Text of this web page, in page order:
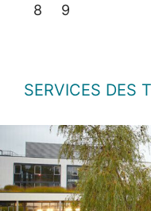
8 9
SERVICES DES